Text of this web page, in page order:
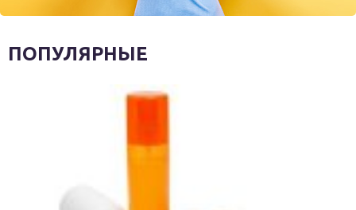
ПОПУЛЯРНЫЕ